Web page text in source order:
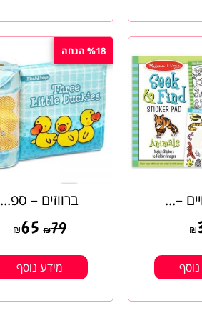
–...
₪
%18 הנחה
ברווזים – ספ...
₪79
₪65
מידע נוסף